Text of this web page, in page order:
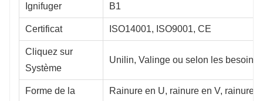
Ignifuger B1
Certificat ISO14001, ISO9001, CE
Cliquez sur
Système
Unilin, Valinge ou selon les besoins
Forme de la
Rainure en U, rainure en V, rainure